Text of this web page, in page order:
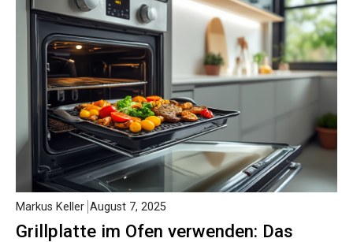
Grillplatte im Ofen verwenden: Das
Markus Keller August 7, 2025